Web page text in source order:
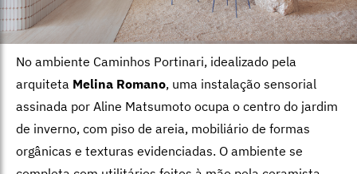
No ambiente Caminhos Portinari, idealizado pela
arquiteta Melina Romano, uma instalação sensorial
assinada por Aline Matsumoto ocupa o centro do jardim
de inverno, com piso de areia, mobiliário de formas
orgânicas e texturas evidenciadas. O ambiente se